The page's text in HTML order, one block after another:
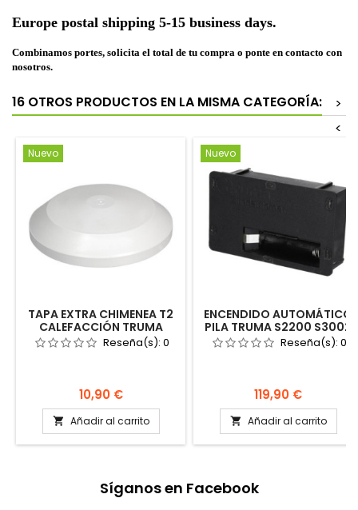
Europe postal shipping 5-15 business days.
Combinamos portes, solicita el total de tu compra o ponte en contacto con
nosotros.
16 OTROS PRODUCTOS EN LA MISMA CATEGORÍA:
>
<
Nuevo
TAPA EXTRA CHIMENEA T2
CALEFACCIÓN TRUMA
SOMBRERO 3002 5002 AK3
30700-02
Reseña(s): 0
Precio
10,90 €
 Añadir al carrito
Nuevo
ENCENDIDO AUTOMÁTICO
PILA TRUMA S2200 S3002
S3004 S5002 S5004
30090-00077
Reseña(s): 0
Precio
119,90 €
 Añadir al carrito
Síganos en Facebook